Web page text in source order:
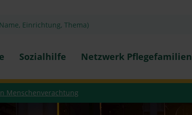
Sozialhilfe Netzwerk Pflegefamilien
Menschenverachtung